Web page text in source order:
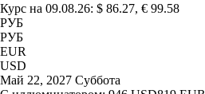
Курс на 09.08.26: $ 86.27, € 99.58
РУБ
РУБ
EUR
USD
Май 22, 2027 Суббота